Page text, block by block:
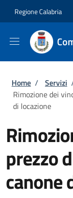
Regione Calabria
Briciole
Home / Servizi
Rimozione dei
di locazione
prezzo
canone